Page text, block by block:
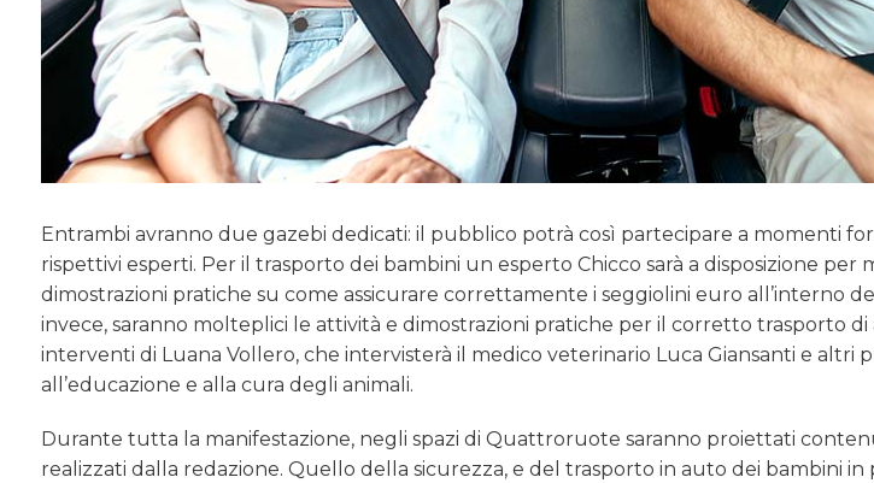
Entrambi avranno due gazebi dedicati: il pubblico potrà così partecipare a momenti
rispettivi esperti. Per il trasporto dei bambini un esperto Chicco sarà a disposizione per
dimostrazioni pratiche su come assicurare correttamente i seggiolini euro all’interno
invece, saranno molteplici le attività e dimostrazioni pratiche per il corretto trasporto
interventi di Luana Vollero, che intervisterà il medico veterinario Luca Giansanti e altri
all’educazione e alla cura degli animali.
Durante tutta la manifestazione, negli spazi di Quattroruote saranno proiettati
realizzati dalla redazione. Quello della sicurezza, e del trasporto in auto dei bambini